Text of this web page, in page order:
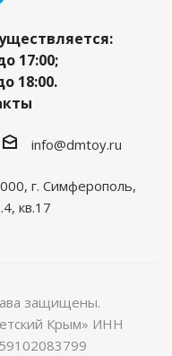
17:00;
18:00.
info@dmtoy.ru
г. Симферополь,
кв.17
защищены.
Крым» ИНН